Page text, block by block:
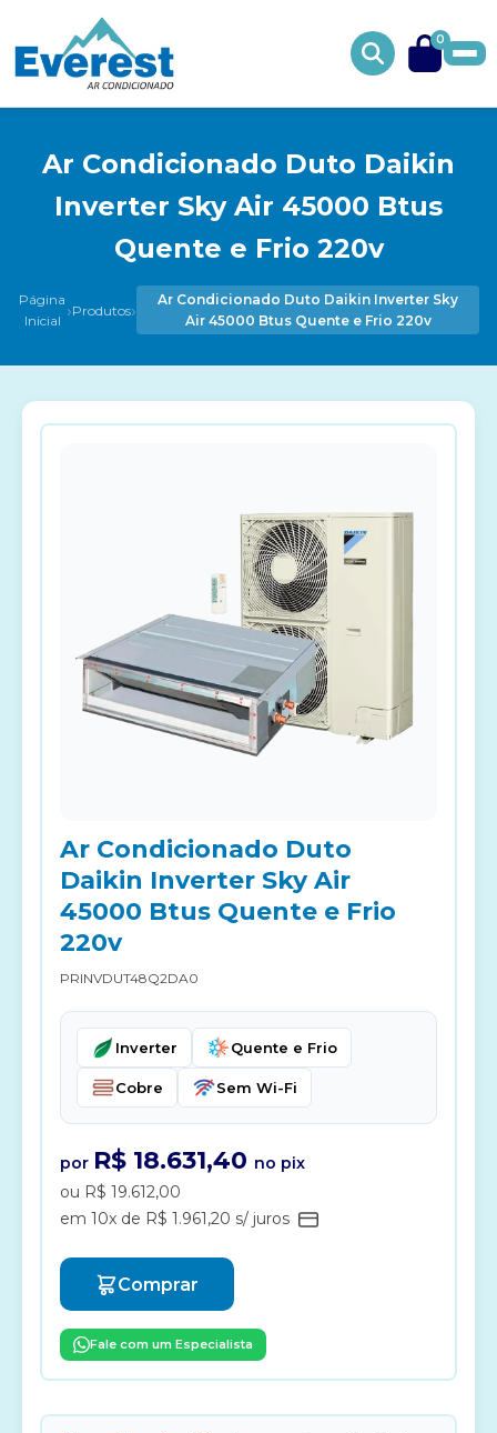
0
Ar Condicionado Duto Daikin
Inverter Sky Air 45000 Btus
Quente e Frio 220v
Página
Inicial ›Produtos›
Ar Condicionado Duto Daikin Inverter Sky
Air 45000 Btus Quente e Frio 220v
Ar Condicionado Duto
Daikin Inverter Sky Air
45000 Btus Quente e Frio
220v
PRINVDUT48Q2DA0
Inverter Quente e Frio
Cobre Sem Wi-Fi
por R$ 18.631,40 no pix
ou R$ 19.612,00
em 10x de R$ 1.961,20 s/ juros
Comprar
Fale com um Especialista